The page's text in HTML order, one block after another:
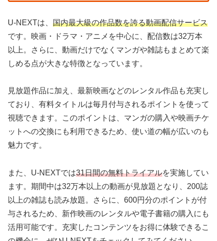
U-NEXTは、 国内最大級の作品数を誇る動画配信サービス
です。映画・ドラマ・アニメを中心に、配信数は32万本
以上。さらに、動画だけでなくマンガや雑誌もまとめて楽
しめる点が大きな特徴となっています。
見放題作品に加え、最新映画などのレンタル作品も充実し
ており、有料タイトルは毎月付与されるポイントを使って
視聴できます。このポイントは、マンガの購入や映画チケ
ットへの交換にも利用できるため、使い道の幅が広いのも
魅力です。
また、U-NEXTでは31日間の無料トライアルを実施してい
ます。期間中は32万本以上の動画が見放題となり、200誌
以上の雑誌も読み放題。さらに、600円分のポイントが付
与されるため、新作映画のレンタルや電子書籍の購入にも
活用可能です。充実したコンテンツをお得に体験できるこ